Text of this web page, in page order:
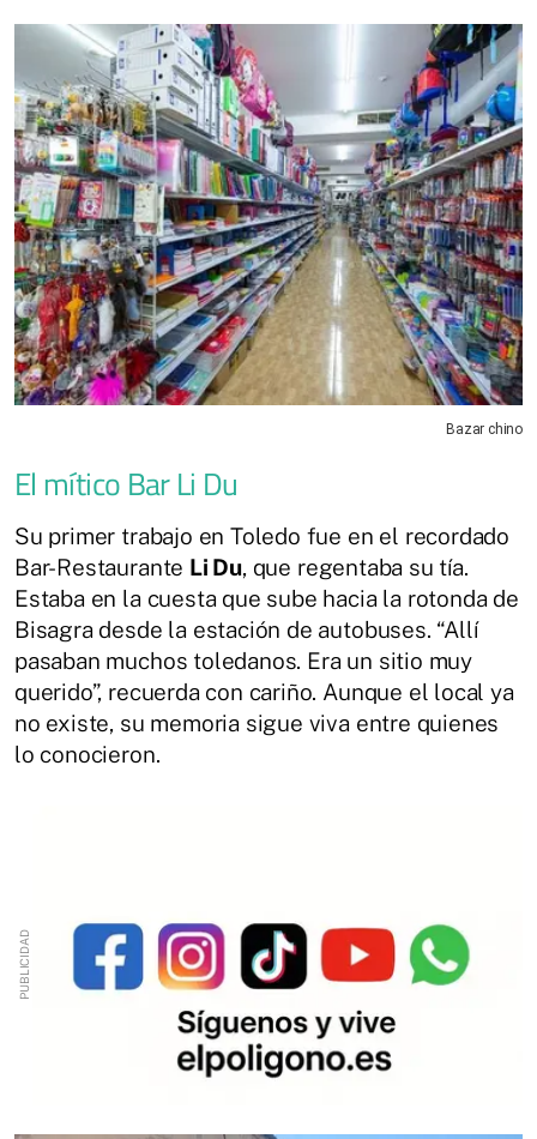
Bazar chino
El mítico Bar Li Du
Su primer trabajo en Toledo fue en el recordado
Bar-Restaurante Li Du, que regentaba su tía.
Estaba en la cuesta que sube hacia la rotonda de
Bisagra desde la estación de autobuses. “Allí
pasaban muchos toledanos. Era un sitio muy
querido”, recuerda con cariño. Aunque el local ya
no existe, su memoria sigue viva entre quienes
lo conocieron.